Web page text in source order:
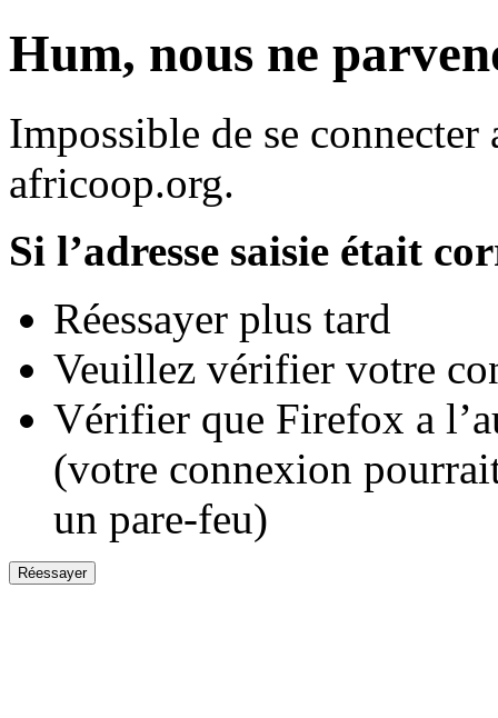
Hum, nous ne
Impossible de se connecter
africoop.org.
Si l’adresse saisie était
Réessayer plus tard
Veuillez vérifier votre
Vérifier que Firefox a
(votre connexion
un pare-feu)
Réessayer